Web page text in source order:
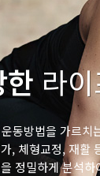
라
동방법을 가르치
, 체형교정, 재활
정밀하게 분석